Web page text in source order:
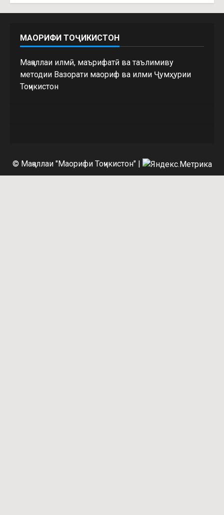
МАОРИФИ ТОҶИКИСТОН
Маҷаллаи илмӣ, маърифатӣ ва таълимиву
методии Вазорати маориф ва илми Ҷумҳурии
Тоҷикистон
© Маҷаллаи "Маорифи Тоҷикистон" |